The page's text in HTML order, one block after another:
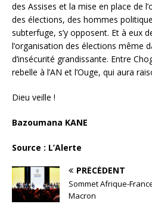
des Assises et la mise en place de
des élections, des hommes
subterfuge, s’y opposent. Et à eux
l’organisation des élections même
d’insécurité grandissante. Entre
rebelle à l’AN et l’Ouge, qui aura
Dieu veille !
Bazoumana KANE
Source : L’Alerte
PRÉCÉDENT
Sommet Afrique-
Macron